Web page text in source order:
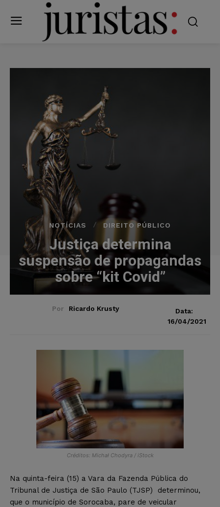
NOTÍCIAS DIREITO PÚBLICO
Justiça determina
suspensão de propagandas
sobre “kit Covid”
Por Ricardo Krusty
Data:
16/04/2021
Créditos: Michał Chodyra / iStock
Na quinta-feira (15) a Vara da Fazenda Pública do
Tribunal de Justiça de São Paulo (TJSP) determinou,
que o município de Sorocaba, pare de veicular